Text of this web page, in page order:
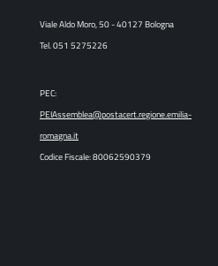
Viale Aldo Moro, 50 - 40127 Bologna
Tel. 051 5275226
PEC:
PEIAssemblea@postacert.regione.emilia-
romagna.it
Codice Fiscale: 80062590379